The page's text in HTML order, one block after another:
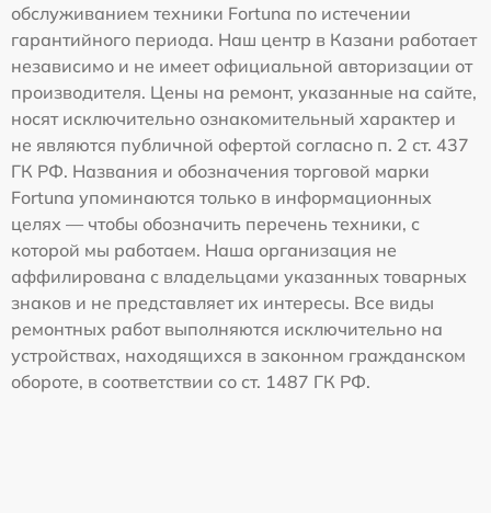
обслуживанием техники Fortuna по истечении
гарантийного периода. Наш центр в Казани работает
независимо и не имеет официальной авторизации от
производителя. Цены на ремонт, указанные на сайте,
носят исключительно ознакомительный характер и
не являются публичной офертой согласно п. 2 ст. 437
ГК РФ. Названия и обозначения торговой марки
Fortuna упоминаются только в информационных
целях — чтобы обозначить перечень техники, с
которой мы работаем. Наша организация не
аффилирована с владельцами указанных товарных
знаков и не представляет их интересы. Все виды
ремонтных работ выполняются исключительно на
устройствах, находящихся в законном гражданском
обороте, в соответствии со ст. 1487 ГК РФ.